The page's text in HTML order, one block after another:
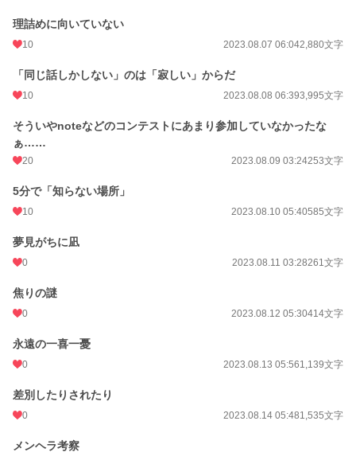
累計ポイント 146,264 pt (24,301 位)
理詰めに向いていない
10 2023.08.07 06:042,880文字
「同じ話しかしない」のは「寂しい」からだ
10 2023.08.08 06:393,995文字
そういやnoteなどのコンテストにあまり参加していなかったな
ぁ……
20 2023.08.09 03:24253文字
5分で「知らない場所」
10 2023.08.10 05:40585文字
夢見がちに凪
0 2023.08.11 03:28261文字
焦りの謎
0 2023.08.12 05:30414文字
永遠の一喜一憂
0 2023.08.13 05:561,139文字
差別したりされたり
0 2023.08.14 05:481,535文字
メンヘラ考察